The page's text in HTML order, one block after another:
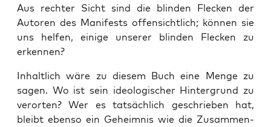
Aus rech­ter Sicht sind die blin­den Fle­cken der
Autoren des Mani­fests offen­sicht­lich; kön­nen sie
uns hel­fen, eini­ge unse­rer blin­den Fle­cken zu
erkennen?
Inhalt­lich wäre zu die­sem Buch eine Men­ge zu
sagen. Wo ist sein ideo­lo­gi­scher Hin­ter­grund zu
ver­or­ten? Wer es tat­säch­lich geschrie­ben hat,
bleibt eben­so ein Geheim­nis wie die Zusam­men­